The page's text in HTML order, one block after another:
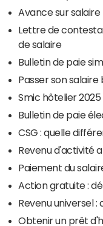
Avance sur salaire
Lettre de
de salaire
Bulletin de paie
Passer son
Smic hôtelier
Bulletin de paie
CSG : quelle
Revenu d'activité
Paiement du
Action gratuite :
Revenu universel :
Obtenir un prêt